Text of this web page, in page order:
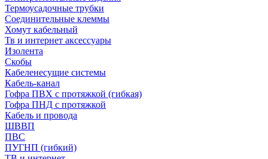
Термоусадочные трубки
Соединительные клеммы
Хомут кабельный
Тв и интернет аксессуары
Изолента
Скобы
Кабеленесущие системы
Кабель-канал
Гофра ПВХ с протяжкой (гибкая)
Гофра ПНД с протяжкой
Кабель и провода
ШВВП
ПВС
ПУГНП (гибкий)